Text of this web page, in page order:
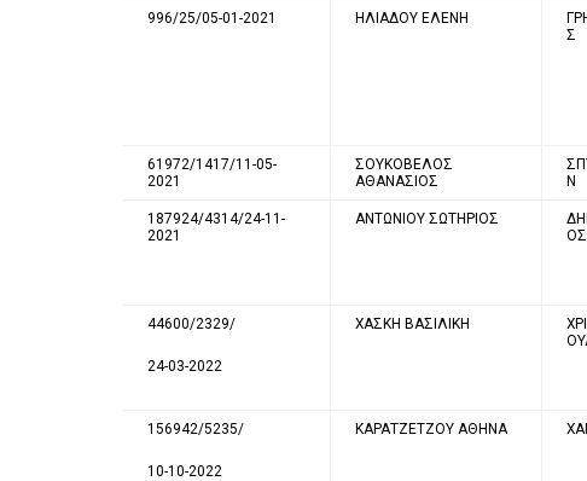
996/25/05-01-2021 ΗΛΙΑΔΟΥ ΕΛΕΝΗ
Σ
61972/1417/11-05-
2021
ΣΟΥΚΟΒΕΛΟΣ
ΑΘΑΝΑΣΙΟΣ
Ν
187924/4314/24-11-
2021
ΑΝΤΩΝΙΟΥ ΣΩΤΗΡΙΟΣ
ΟΣ
44600/2329/
24-03-2022
ΧΑΣΚΗ ΒΑΣΙΛΙΚΗ
156942/5235/
10-10-2022
ΚΑΡΑΤΖΕΤΖΟΥ ΑΘΗΝΑ